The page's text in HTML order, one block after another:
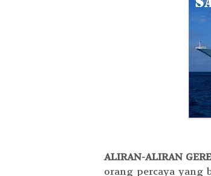
ALIRAN-ALIRAN
orang percaya yang